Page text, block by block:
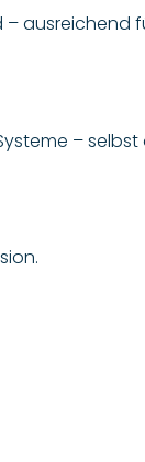
– ausreichend
–